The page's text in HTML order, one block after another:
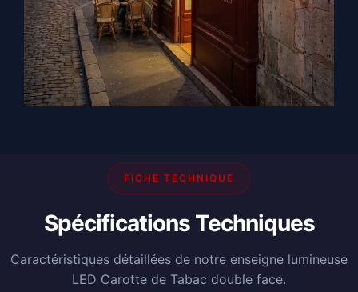
FICHE TECHNIQUE
Spécifications Techniques
Caractéristiques détaillées de notre enseigne lumineuse
LED Carotte de Tabac double face.